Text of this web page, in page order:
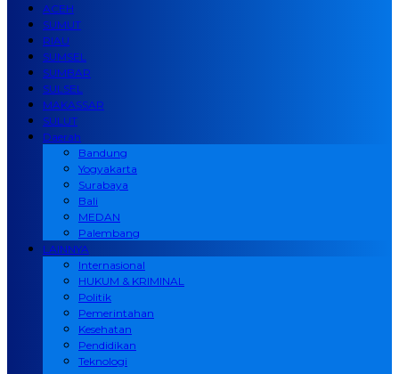
ACEH
SUMUT
RIAU
SUMSEL
SUMBAR
SULSEL
MAKASSAR
SULUT
Daerah
Bandung
Yogyakarta
Surabaya
Bali
MEDAN
Palembang
LAINNYA
Internasional
HUKUM & KRIMINAL
Politik
Pemerintahan
Kesehatan
Pendidikan
Teknologi